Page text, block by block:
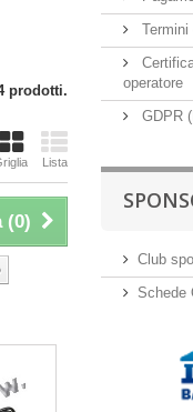
prodotti.
Lista
(0)
Termini
operatore
GDPR
Club
Schede